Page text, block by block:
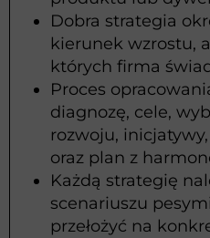
Dobra strategia
kierunek wzrostu,
których firma
Proces
diagnozę, cele,
rozwoju,
oraz plan z
Każdą strategię
scenariuszu
przełożyć na